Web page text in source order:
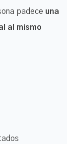
padece una
al mismo